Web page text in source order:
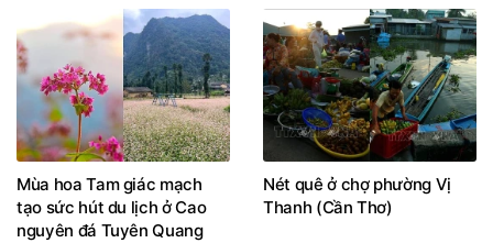
Mùa hoa Tam giác mạch
tạo sức hút du lịch ở Cao
nguyên đá Tuyên Quang
Nét quê ở chợ phường Vị
Thanh (Cần Thơ)